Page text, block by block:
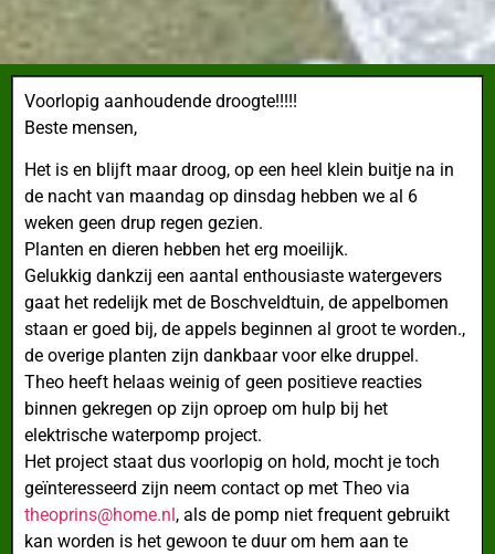
Voorlopig aanhoudende droogte!!!!!
Beste mensen,
Het is en blijft maar droog, op een heel klein buitje na in
de nacht van maandag op dinsdag hebben we al 6
weken geen drup regen gezien.
Planten en dieren hebben het erg moeilijk.
Gelukkig dankzij een aantal enthousiaste watergevers
gaat het redelijk met de Boschveldtuin, de appelbomen
staan er goed bij, de appels beginnen al groot te worden.,
de overige planten zijn dankbaar voor elke druppel.
Theo heeft helaas weinig of geen positieve reacties
binnen gekregen op zijn oproep om hulp bij het
elektrische waterpomp project.
Het project staat dus voorlopig on hold, mocht je toch
geïnteresseerd zijn neem contact op met Theo via
theoprins@home.nl , als de pomp niet frequent gebruikt
kan worden is het gewoon te duur om hem aan te